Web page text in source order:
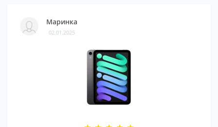
Маринка
02.01.2025